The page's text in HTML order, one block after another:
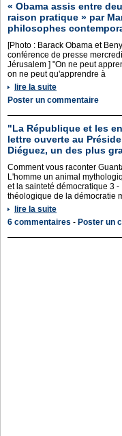
« Obama assis entre
raison pratique » par
philosophes
[Photo : Barack Obama et
conférence de presse
Jérusalem ] "On ne peut
on ne peut qu'apprendre à
lire la suite
Poster un commentaire
"La République et les
lettre ouverte au
Diéguez, un des plus
Comment vous raconter
L'homme un animal
et la sainteté démocratique 3 -
théologique de la démocratie
lire la suite
6 commentaires - Poster un